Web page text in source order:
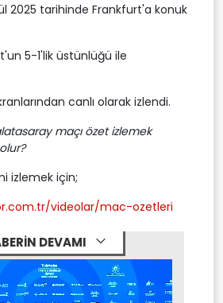
2025 tarihinde Frankfurt'a konuk
5-1'lik üstünlüğü ile
canlı olarak izlendi.
maçı özet izlemek
izlemek için;
videolar/mac-ozetleri
DEVAMI